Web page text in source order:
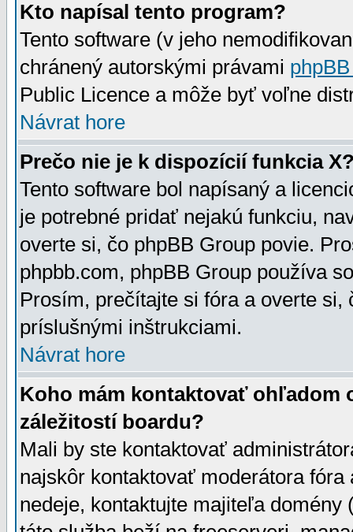
Kto napísal tento program?
Tento software (v jeho
chránený autorskými právami
Public Licence a môže byť voľne
Návrat hore
Prečo nie je k dispozícií funkcia
Tento software bol napísaný a
je potrebné pridať nejakú funkciu,
overte si, čo phpBB Group povie.
phpbb.com, phpBB Group používa
Prosím, prečítajte si fóra a overte
príslušnými inštrukciami.
Návrat hore
Koho mám kontaktovať ohľadom
záležitostí boardu?
Mali by ste kontaktovať
najskôr kontaktovať moderátora
nedeje, kontaktujte majiteľa